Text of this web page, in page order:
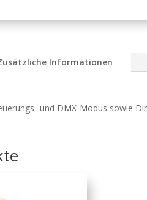
Informationen
und DMX-Modus sowie